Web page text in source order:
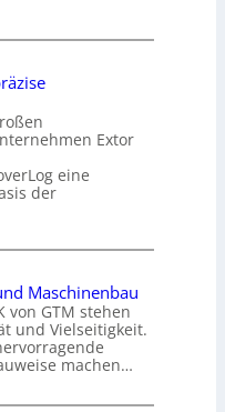
Extor
eine
der
Maschinenbau
von GTM stehen
und Vielseitigkeit.
machen…